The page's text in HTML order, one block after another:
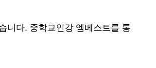
니다. 중학교인강 엠베스트를 통